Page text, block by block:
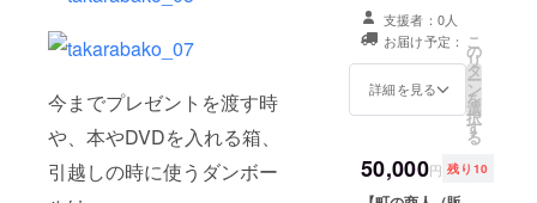
今までプレゼントを渡す時
や、本やDVDを入れる箱、
引越しの時に使うダンボー
・「あの宝箱
（小）」を50箱
プレゼント （送
料込） ・ちいさ
いメダルを1枚プ
支援者：0人
お届け予定：
詳細を見る
こ
の
リ
タ
ー
ン
を
選
択
す
る
50,000円 残り10